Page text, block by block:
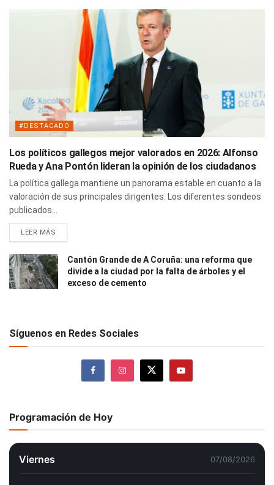
#DESTACADO
Los políticos gallegos mejor valorados en 2026: Alfonso
Rueda y Ana Pontón lideran la opinión de los ciudadanos
La política gallega mantiene un panorama estable en cuanto a la
valoración de sus principales dirigentes. Los diferentes sondeos
publicados...
LEER MÁS
Cantón Grande de A Coruña: una reforma que
divide a la ciudad por la falta de árboles y el
exceso de cemento
Síguenos en Redes Sociales
Programación de Hoy
Viernes 07/08/2026